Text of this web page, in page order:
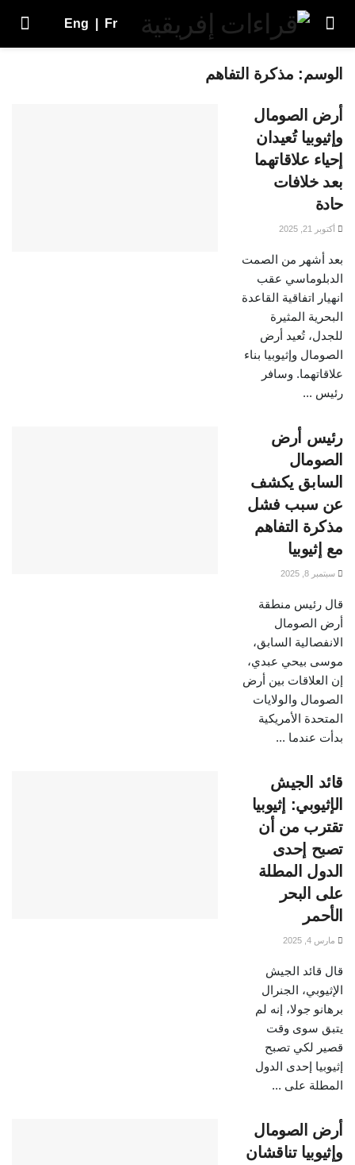
Eng Fr
الوسم: مذكرة التفاهم
أرض الصومال
وإثيوبيا تُعيدان
إحياء علاقاتهما
بعد خلافات
حادة
أكتوبر 21, 2025
بعد أشهر من الصمت
الدبلوماسي عقب
انهيار اتفاقية القاعدة
البحرية المثيرة
للجدل، تُعيد أرض
الصومال وإثيوبيا بناء
علاقاتهما. وسافر
رئيس ...
رئيس أرض
الصومال
السابق يكشف
عن سبب فشل
مذكرة التفاهم
مع إثيوبيا
سبتمبر 8, 2025
قال رئيس منطقة
أرض الصومال
الانفصالية السابق،
موسى بيحي عبدي،
إن العلاقات بين أرض
الصومال والولايات
المتحدة الأمريكية
بدأت عندما ...
قائد الجيش
الإثيوبي: إثيوبيا
تقترب من أن
تصبح إحدى
الدول المطلة
على البحر
الأحمر
مارس 4, 2025
قال قائد الجيش
الإثيوبي، الجنرال
برهانو جولا، إنه لم
يتبق سوى وقت
قصير لكي تصبح
إثيوبيا إحدى الدول
المطلة على ...
أرض الصومال
وإثيوبيا تناقشان